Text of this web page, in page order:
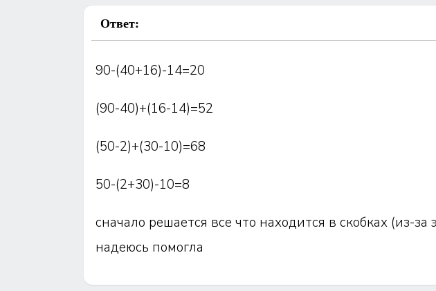
Ответ:
90-(40+16)-14=20
(90-40)+(16-14)=52
(50-2)+(30-10)=68
50-(2+30)-10=8
сначало решается все что находится в скобках (из-за
надеюсь помогла